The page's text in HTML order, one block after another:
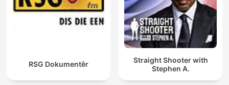
RSG Dokumentêr
Straight Shooter with
Stephen A.